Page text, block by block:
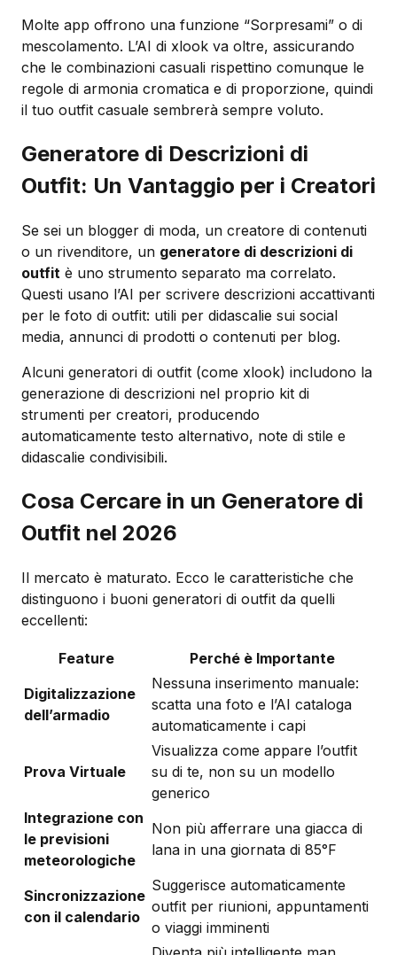
Molte app offrono una funzione “Sorpresami” o di
mescolamento. L’AI di xlook va oltre, assicurando
che le combinazioni casuali rispettino comunque le
regole di armonia cromatica e di proporzione, quindi
il tuo outfit casuale sembrerà sempre voluto.
Generatore di Descrizioni di
Outfit: Un Vantaggio per i Creatori
Se sei un blogger di moda, un creatore di contenuti
o un rivenditore, un generatore di descrizioni di
outfit è uno strumento separato ma correlato.
Questi usano l’AI per scrivere descrizioni accattivanti
per le foto di outfit: utili per didascalie sui social
media, annunci di prodotti o contenuti per blog.
Alcuni generatori di outfit (come xlook) includono la
generazione di descrizioni nel proprio kit di
strumenti per creatori, producendo
automaticamente testo alternativo, note di stile e
didascalie condivisibili.
Cosa Cercare in un Generatore di
Outfit nel 2026
Il mercato è maturato. Ecco le caratteristiche che
distinguono i buoni generatori di outfit da quelli
eccellenti:
Feature
Perché è Importante
Digitalizzazione
dell’armadio
Nessuna inserimento manuale:
scatta una foto e l’AI cataloga
automaticamente i capi
Prova Virtuale
Visualizza come appare l’outfit
su di te, non su un modello
generico
Integrazione con
le previsioni
meteorologiche
Non più afferrare una giacca di
lana in una giornata di 85°F
Sincronizzazione
con il calendario
Suggerisce automaticamente
outfit per riunioni, appuntamenti
o viaggi imminenti